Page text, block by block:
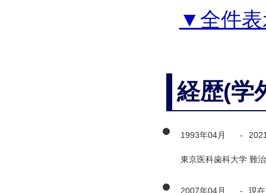
▼全件表
経歴(学
1993年04月 -
東京医科歯科大学 難
2007年04月 - 現在